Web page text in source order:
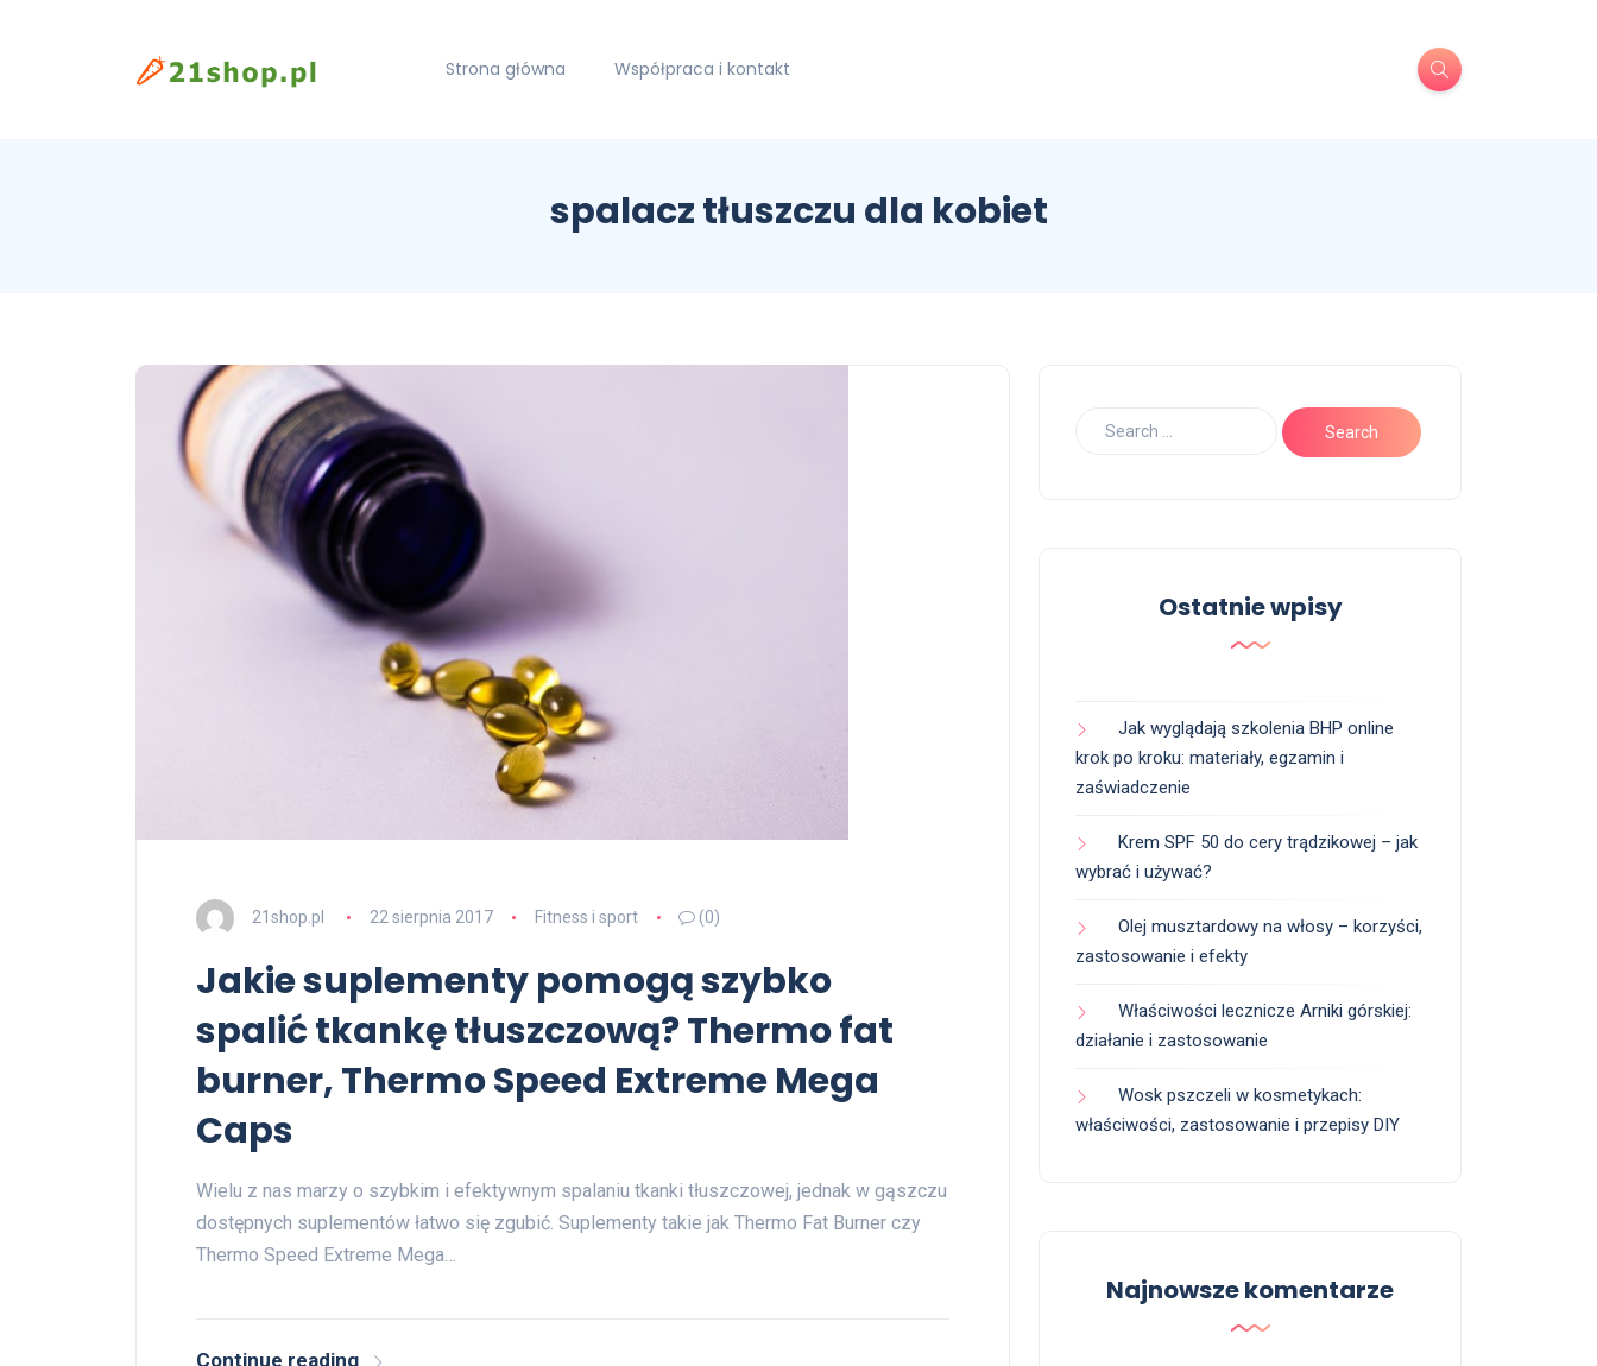
Strona główna Współpraca i kontakt
spalacz tłuszczu dla kobiet
21shop.pl 22 sierpnia 2017 Fitness i sport (0)
Jakie suplementy pomogą szybko
spalić tkankę tłuszczową? Thermo fat
burner, Thermo Speed Extreme Mega
Caps
Wielu z nas marzy o szybkim i efektywnym spalaniu tkanki tłuszczowej, jednak w gąszczu
dostępnych suplementów łatwo się zgubić. Suplementy takie jak Thermo Fat Burner czy
Thermo Speed Extreme Mega…
Continue reading
Ostatnie wpisy
Jak wyglądają szkolenia BHP online
krok po kroku: materiały, egzamin i
zaświadczenie
Krem SPF 50 do cery trądzikowej – jak
wybrać i używać?
Olej musztardowy na włosy – korzyści,
zastosowanie i efekty
Właściwości lecznicze Arniki górskiej:
działanie i zastosowanie
Wosk pszczeli w kosmetykach:
właściwości, zastosowanie i przepisy DIY
Najnowsze komentarze